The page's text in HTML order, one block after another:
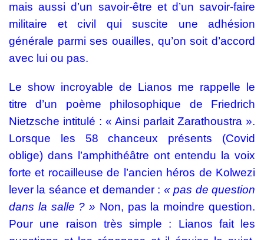
mais aussi d’un savoir-être et d’un savoir-faire
militaire et civil qui suscite une adhésion
générale parmi ses ouailles, qu’on soit d’accord
avec lui ou pas.
Le show incroyable de Lianos me rappelle le
titre d’un poème philosophique de Friedrich
Nietzsche intitulé : « Ainsi parlait Zarathoustra ».
Lorsque les 58 chanceux présents (Covid
oblige) dans l’amphithéâtre ont entendu la voix
forte et rocailleuse de l’ancien héros de Kolwezi
lever la séance et demander : « pas de question
dans la salle ? » Non, pas la moindre question.
Pour une raison très simple : Lianos fait les